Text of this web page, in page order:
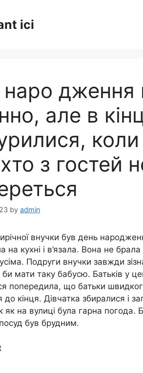
ici
дження
але в
з гостей
by admin
внучки був день
на кухні і в’язала. Вона не
Подруги внучки завжди
мати таку бабусю. Батьків у
попередила, що батьки
кінця. Дівчатка збиралися і
як на вулиці була гарна погода.
був брудним.